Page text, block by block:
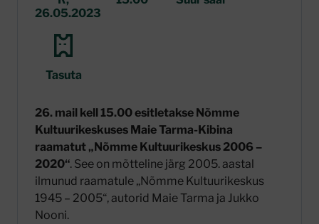
26.05.2023
Tasuta
26. mail kell 15.00 esitletakse Nõmme
Kultuurikeskuses Maie Tarma-Kibina
raamatut „Nõmme Kultuurikeskus 2006 –
2020“. See on mõtteline järg 2005. aastal
ilmunud raamatule „Nõmme Kultuurikeskus
1945 – 2005“, autorid Maie Tarma ja Jukko
Nooni.